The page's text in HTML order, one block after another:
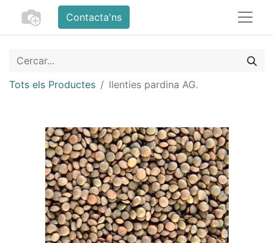
Contacta'ns
Tots els Productes llenties pardina AG.